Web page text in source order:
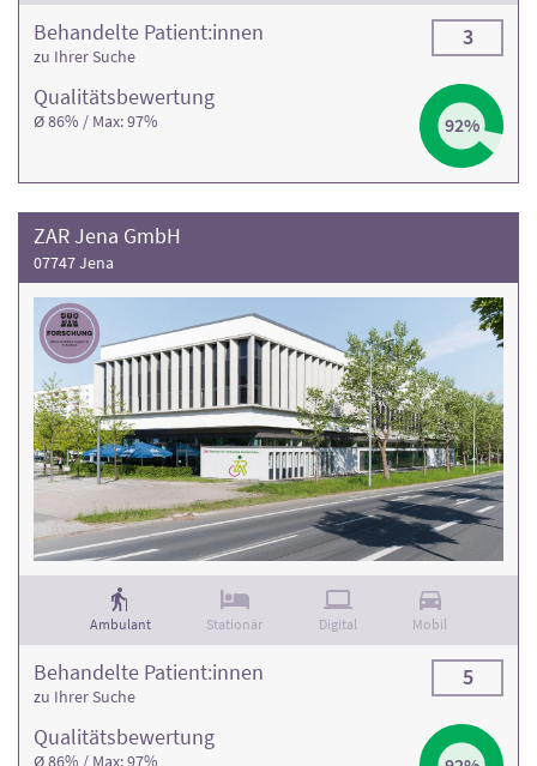
Qualitäts­bewertung
Ø 86% / Max: 97% 92%
Behandelte Patient:innen
zu Ihrer Suche
3
ZAR Jena GmbH
07747 Jena
Ambulant Stationär Digital Mobil
Qualitäts­bewertung
Ø 86% / Max: 97%
Behandelte Patient:innen
zu Ihrer Suche
5